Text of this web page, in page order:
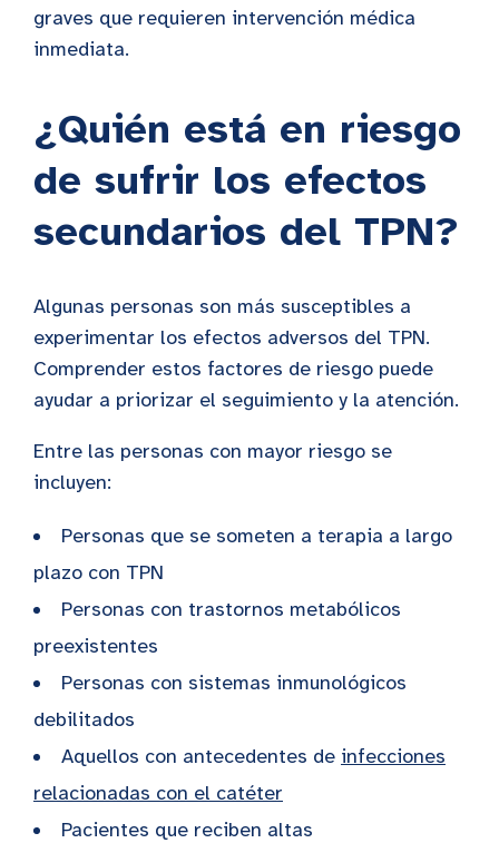
graves que requieren intervención médica
inmediata.
¿Quién está en riesgo
de sufrir los efectos
secundarios del TPN?
Algunas personas son más susceptibles a
experimentar los efectos adversos del TPN.
Comprender estos factores de riesgo puede
ayudar a priorizar el seguimiento y la atención.
Entre las personas con mayor riesgo se
incluyen:
Personas que se someten a terapia a largo
plazo con TPN
Personas con trastornos metabólicos
preexistentes
Personas con sistemas inmunológicos
debilitados
Aquellos con antecedentes de infecciones
relacionadas con el catéter
Pacientes que reciben altas